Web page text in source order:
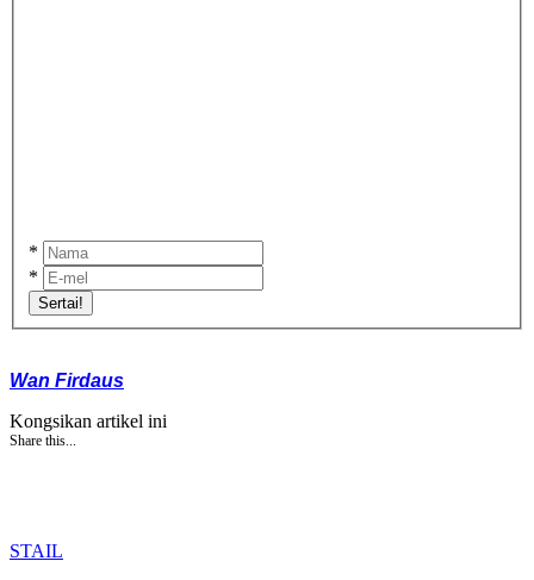
*
*
Sertai!
Wan Firdaus
Kongsikan artikel ini
Share this...
STAIL